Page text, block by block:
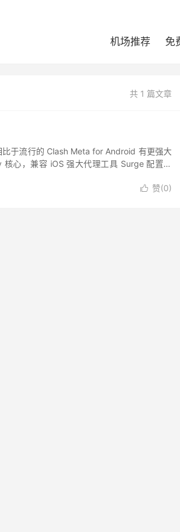
机场推荐 免
共 1 篇文章
于流行的 Clash Meta for Android 有更强大
心，兼容 iOS 强大代理工具 Surge 配置。
 赞(0)